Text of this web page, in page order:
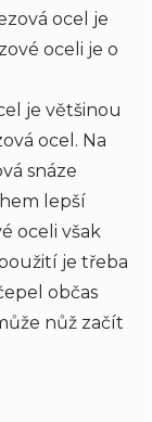
ocel je
oceli je o
je většinou
ocel. Na
snáze
lepší
oceli však
je třeba
občas
nůž začít